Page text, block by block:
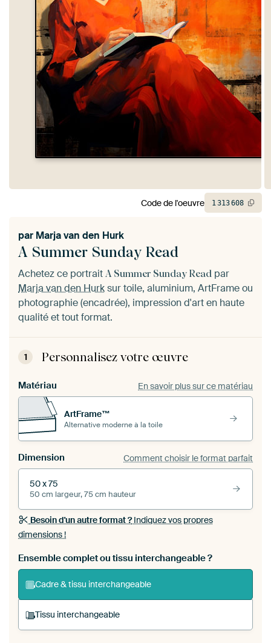
A Summer Sunday Read
par Marja van den Hurk
Achetez ce portrait A Summer Sunday Read par
Marja van den Hurksur toile, aluminium, ArtFrame ou
photographie (encadrée), impression d'art en haute
qualité et tout format.
1 Personnalisez votre œuvre
Matériau En savoir plus sur ce matériau
ArtFrame™
Alternative moderne à la toile
Dimension Comment choisir le format parfait
50 x 75
50 cm largeur, 75 cm hauteur
Besoin d'un autre format ?Indiquez vos propres
dimensions !
Ensemble complet ou tissu interchangeable ?
Cadre & tissu interchangeable
Tissu interchangeable
Code de l'oeuvre 1313608